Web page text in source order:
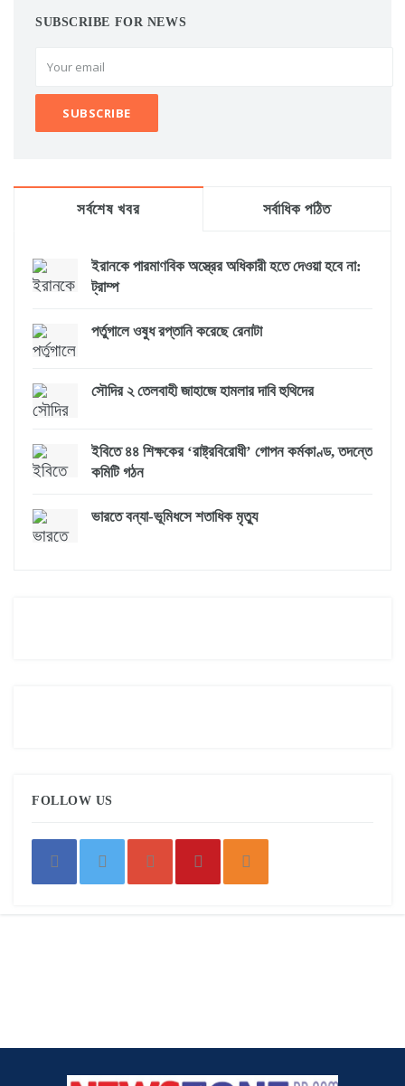
SUBSCRIBE FOR NEWS
সর্বশেষ খবর সর্বাধিক পঠিত
ইরানকে পারমাণবিক অস্ত্রের অধিকারী হতে দেওয়া হবে না:
ট্রাম্প
পর্তুগালে ওষুধ রপ্তানি করেছে রেনাটা
সৌদির ২ তেলবাহী জাহাজে হামলার দাবি হুথিদের
ইবিতে ৪৪ শিক্ষকের ‘রাষ্ট্রবিরোধী’ গোপন কর্মকাণ্ড, তদন্তে
কমিটি গঠন
ভারতে বন্যা-ভূমিধসে শতাধিক মৃত্যু
FOLLOW US